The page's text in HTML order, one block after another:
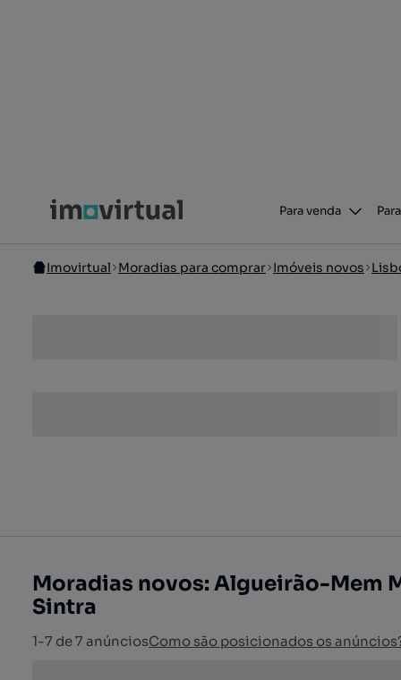
Para venda
Imovirtual Moradias para comprar Imóveis novos
Moradias novos: Algueirão-Mem
Sintra
1-7 de 7 anúnciosComo são posicionados os